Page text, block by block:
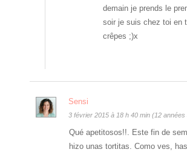
demain je prends le
soir je suis chez toi en
crêpes ;)x
Sensi
3 février 2015 à 18 h 40 min (12 années
Qué apetitosos!!. Este fin de
hizo unas tortitas. Como ves,